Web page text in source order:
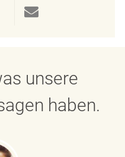
teilen
Twitter teilen
unsere
haben.